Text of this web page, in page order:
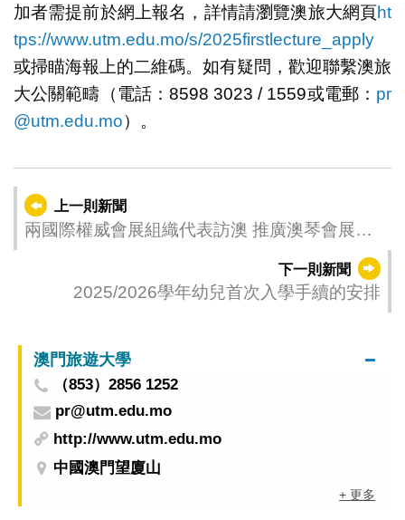
加者需提前於網上報名，詳情請瀏覽澳旅大網頁ht
tps://www.utm.edu.mo/s/2025firstlecture_apply
或掃瞄海報上的二維碼。如有疑問，歡迎聯繫澳旅
大公關範疇（電話：8598 3023 / 1559或電郵： pr
@utm.edu.mo）。
上一則新聞
兩國際權威會展組織代表訪澳 推廣澳琴會展及
下一則新聞
2025/2026學年幼兒首次入學手續的安排
澳門旅遊大學
（853）2856 1252
pr@utm.edu.mo
http://www.utm.edu.mo
中國澳門望廈山
+ 更多